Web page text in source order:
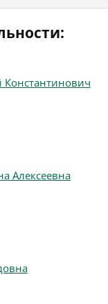
Константинович
Алексеевна